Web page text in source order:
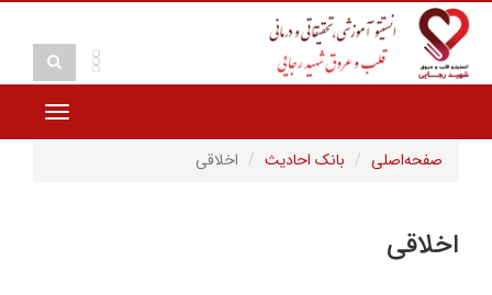
Toggle
صفحه‌اصلی
بانک احادیث اخلاقی
اخلاقی